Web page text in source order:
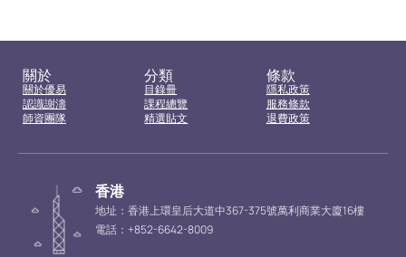
關於
關於優易
認識謝濤
師資團隊
分類
目錄冊
課程總覽
精選貼文
條款
隱私政策
服務條款
退費政策
香港
地址：香港上環皇后大道中367-375號萬利商業大廈16樓
電話：+852-6642-8009